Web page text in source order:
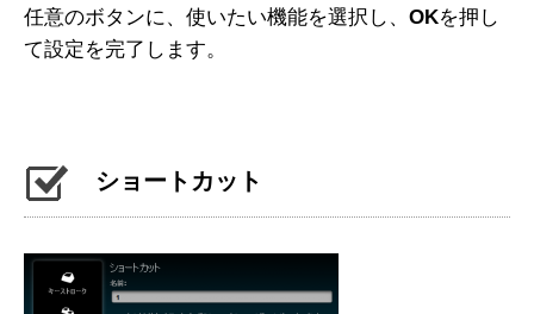
任意のボタンに、使いたい機能を選択し、 OKを押し
て設定を完了します。
ショートカット